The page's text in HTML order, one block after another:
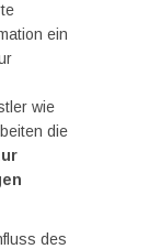
ein
wie
die
des